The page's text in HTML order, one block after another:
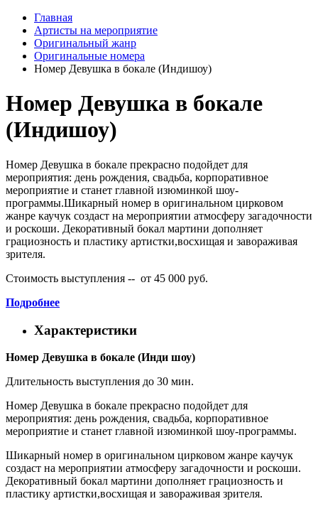
Главная
Артисты на мероприятие
Оригинальный жанр
Оригинальные номера
Номер Девушка в бокале (Индишоу)
Номер Девушка в бокале
(Индишоу)
Номер Девушка в бокале прекрасно подойдет для
мероприятия: день рождения, свадьба, корпоративное
мероприятие и станет главной изюминкой шоу-
программы.Шикарный номер в оригинальном цирковом
жанре каучук создаст на мероприятии атмосферу загадочности
и роскоши. Декоративный бокал мартини дополняет
грациозность и пластику артистки,восхищая и завораживая
зрителя.
Стоимость выступления -- от 45 000 руб.
Подробнее
Характеристики
Номер Девушка в бокале (Инди шоу)
Длительность выступления до 30 мин.
Номер Девушка в бокале прекрасно подойдет для
мероприятия: день рождения, свадьба, корпоративное
мероприятие и станет главной изюминкой шоу-программы.
Шикарный номер в оригинальном цирковом жанре каучук
создаст на мероприятии атмосферу загадочности и роскоши.
Декоративный бокал мартини дополняет грациозность и
пластику артистки,восхищая и завораживая зрителя.